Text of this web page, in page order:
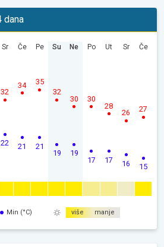
dana
Sr
22
32
Če
21
34
Pe
21
35
Su
19
32
Ne
19
30
Po
17
30
Ut
17
28
Sr
16
26
Če
15
27
Min (°C) više manje